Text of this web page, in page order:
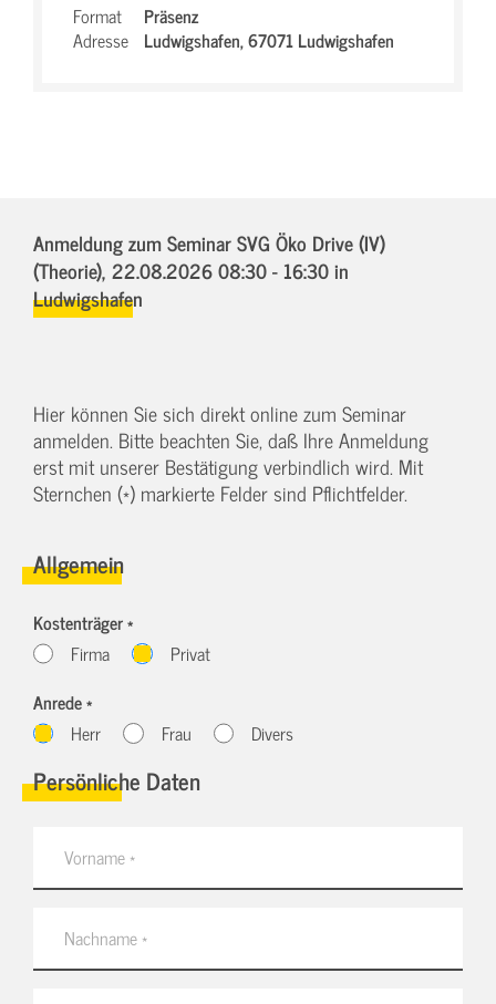
Format
Präsenz
Adresse Ludwigshafen,67071 Ludwigshafen
Anmeldung zum Seminar SVG Öko Drive (IV)
(Theorie), 22.08.2026 08:30 - 16:30in
Ludwigshafen
Hier können Sie sich direkt online zum Seminar
anmelden. Bitte beachten Sie, daß Ihre Anmeldung
erst mit unserer Bestätigung verbindlich wird. Mit
Sternchen (*) markierte Felder sind Pflichtfelder.
Allgemein
Kostenträger *
Firma
Privat
Anrede *
Herr
Frau Divers
Persönliche Daten